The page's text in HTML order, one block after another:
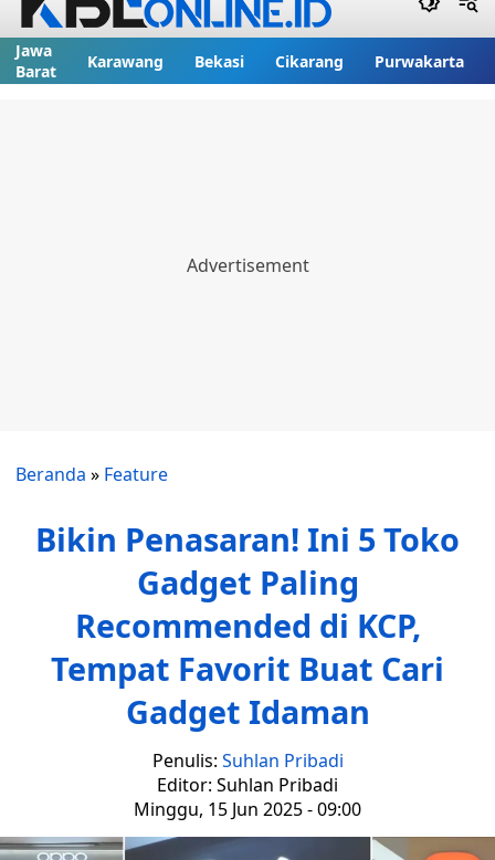
Jawa
Barat
Karawang Bekasi Cikarang Purwakarta
Beranda » Feature
Bikin Penasaran! Ini 5 Toko
Gadget Paling
Recommended di KCP,
Tempat Favorit Buat Cari
Gadget Idaman
Penulis: Suhlan Pribadi
Editor: Suhlan Pribadi
Minggu, 15 Jun 2025 - 09:00